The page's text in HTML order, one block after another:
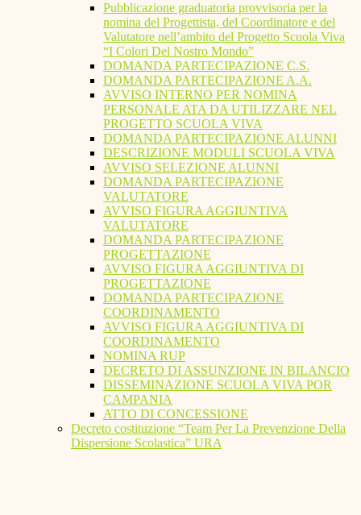
Pubblicazione graduatoria provvisoria per la
nomina del Progettista, del Coordinatore e del
Valutatore nell’ambito del Progetto Scuola Viva
“I Colori Del Nostro Mondo”
DOMANDA PARTECIPAZIONE C.S.
DOMANDA PARTECIPAZIONE A.A.
AVVISO INTERNO PER NOMINA
PERSONALE ATA DA UTILIZZARE NEL
PROGETTO SCUOLA VIVA
DOMANDA PARTECIPAZIONE ALUNNI
DESCRIZIONE MODULI SCUOLA VIVA
AVVISO SELEZIONE ALUNNI
DOMANDA PARTECIPAZIONE
VALUTATORE
AVVISO FIGURA AGGIUNTIVA
VALUTATORE
DOMANDA PARTECIPAZIONE
PROGETTAZIONE
AVVISO FIGURA AGGIUNTIVA DI
PROGETTAZIONE
DOMANDA PARTECIPAZIONE
COORDINAMENTO
AVVISO FIGURA AGGIUNTIVA DI
COORDINAMENTO
NOMINA RUP
DECRETO DI ASSUNZIONE IN BILANCIO
DISSEMINAZIONE SCUOLA VIVA POR
CAMPANIA
ATTO DI CONCESSIONE
Decreto costituzione “Team Per La Prevenzione Della
Dispersione Scolastica” URA